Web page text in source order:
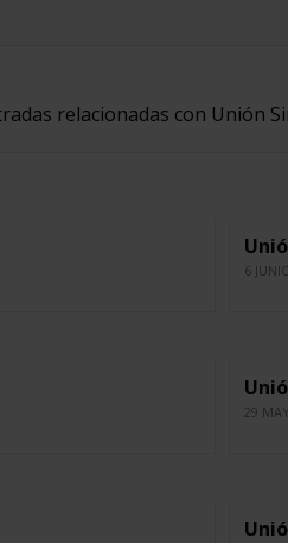
relacionadas con Unión
6
29